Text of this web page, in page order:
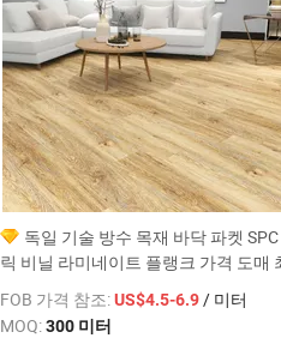
독일 기술 방수 목재 바닥 파켓
릭 비닐 라미네이트 플랭크 가격 도매
고의 패턴 나무 오크 HDF piso PVC WPC
8mm 라미네이트 바닥재
FOB 가격 참조:US$4.5-6.9/ 미터
MOQ:300 미터